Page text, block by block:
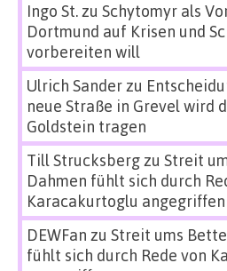
Ingo St.zu Schytomyr als
Dortmund auf Krisen und
vorbereiten will
Ulrich Sanderzu
neue Straße in Grevel wird
Goldstein tragen
Till Strucksbergzu Streit
Dahmen fühlt sich durch
Karacakurtoglu angegriffen
DEWFan zu Streit ums
fühlt sich durch Rede von